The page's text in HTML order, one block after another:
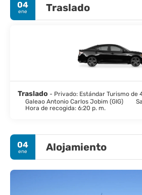
04
ene Traslado
Traslado - Privado: Estándar Turismo de
Galeao Antonio Carlos Jobim (GIG)
Hora de recogida: 6:20 p. m.
04
ene Alojamiento